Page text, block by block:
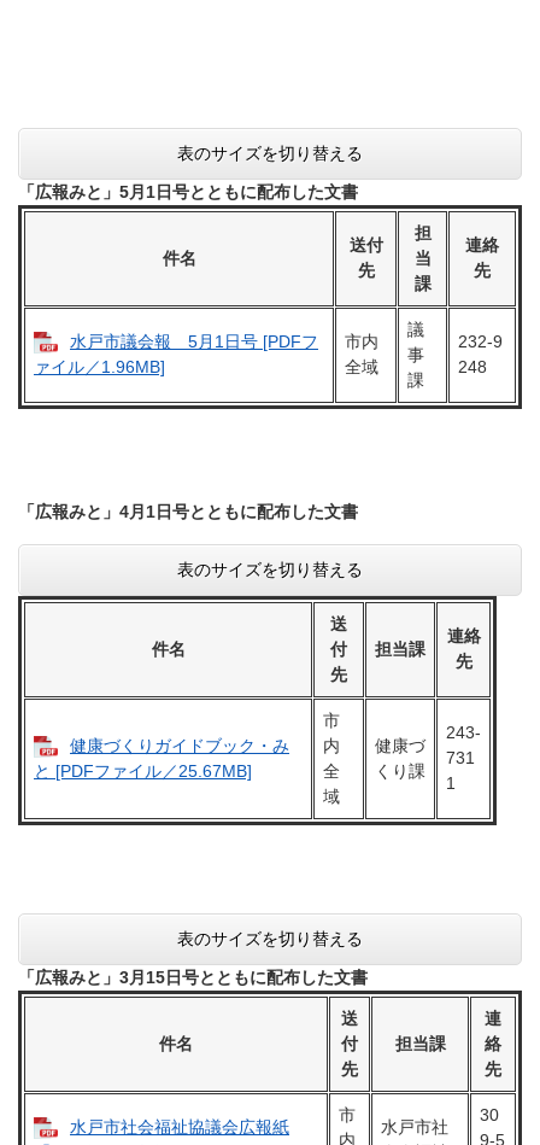
表のサイズを切り替える
「広報みと」5月1日号とともに配布した文書
件名
送付
先
担
当
課
連絡
先
水戸市議会報 5月1日号 [PDFフ
ァイル／1.96MB]
市内
全域
議
事
課
232-9
248
「広報みと」4月1日号とともに配布した文書
表のサイズを切り替える
件名
送
付
先
担当課
連絡
先
健康づくりガイドブック・み
と [PDFファイル／25.67MB]
市
内
全
域
健康づ
くり課
243-
731
1
表のサイズを切り替える
「広報みと」3月15日号とともに配布した文書
件名
送
付
先
担当課
連
絡
先
水戸市社会福祉協議会広報紙
市
内
水戸市社
30
9-5